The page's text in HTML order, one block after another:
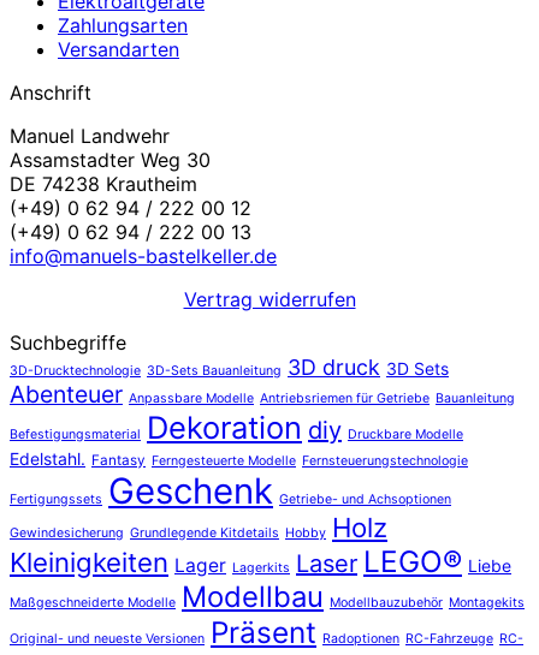
Zahlungsarten
Versandarten
Anschrift
Manuel Landwehr
Assamstadter Weg 30
DE 74238 Krautheim
(+49) 0 62 94 / 222 00 12
(+49) 0 62 94 / 222 00 13
info@manuels-bastelkeller.de
Vertrag widerrufen
Suchbegriffe
3D-Drucktechnologie 3D-Sets Bauanleitung 3D druck 3D Sets
Abenteuer Anpassbare Modelle Antriebsriemen für Getriebe Bauanleitung
Befestigungsmaterial Dekoration diy Druckbare Modelle
Edelstahl. Fantasy Ferngesteuerte Modelle Fernsteuerungstechnologie
Fertigungssets Geschenk Getriebe- und Achsoptionen
Gewindesicherung Grundlegende Kitdetails Hobby Holz
Kleinigkeiten Lager Lagerkits Laser LEGO® Liebe
Maßgeschneiderte Modelle Modellbau Modellbauzubehör Montagekits
Original- und neueste Versionen Präsent Radoptionen RC-Fahrzeuge RC-